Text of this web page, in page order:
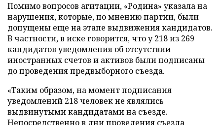
Помимо вопросов агитации, «Родина» указала на
нарушения, которые, по мнению партии, были
допущены еще на этапе выдвижения кандидатов.
В частности, в иске говорится, что у 218 из 269
кандидатов уведомления об отсутствии
иностранных счетов и активов были подписаны
до проведения предвыборного съезда.
«Таким образом, на момент подписания
уведомлений 218 человек не являлись
выдвинутыми кандидатами на съезде.
Непосредственно в дни проведения съезда